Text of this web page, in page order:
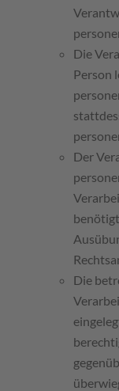
Die
Person
Der
Die